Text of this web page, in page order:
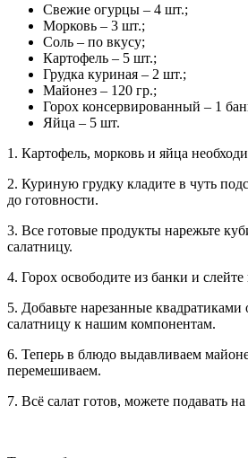
Свежие огурцы – 4 шт.;
Морковь – 3 шт.;
Соль – по вкусу;
Картофель – 5 шт.;
Грудка куриная – 2 шт.;
Майонез – 120 гр.;
Горох консервированный – 1
Яйца – 5 шт.
1. Картофель, морковь и яйца
2. Куриную грудку кладите в чуть
до готовности.
3. Все готовые продукты нарежьте
салатницу.
4. Горох освободите из банки и слейте
5. Добавьте нарезанные
салатницу к нашим компонентам.
6. Теперь в блюдо выдавливаем
перемешиваем.
7. Всё салат готов, можете подавать на